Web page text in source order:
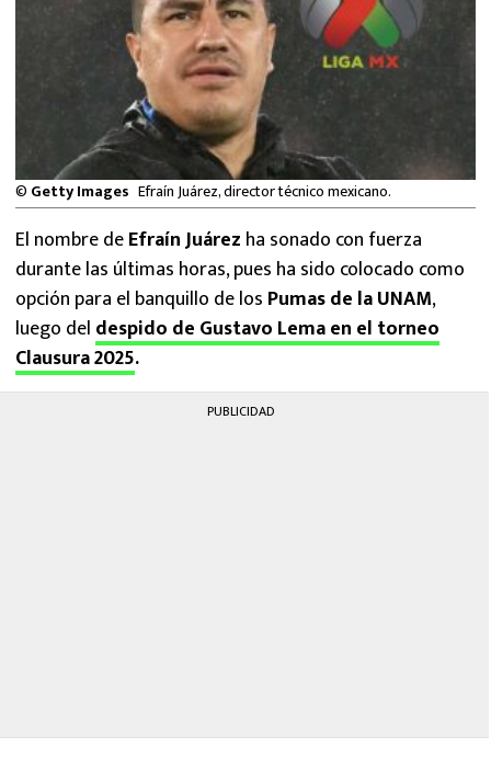
FÓRMULA 1
LIGA MX
NFL
© Getty Images Efraín Juárez, director técnico mexicano.
El nombre deEfraín Juárez ha sonado con fuerza
durante las últimas horas, pues ha sido colocado como
opción para el banquillo de los Pumas de la UNAM,
luego del despido de Gustavo Lema en el torneo
Clausura 2025.
PUBLICIDAD